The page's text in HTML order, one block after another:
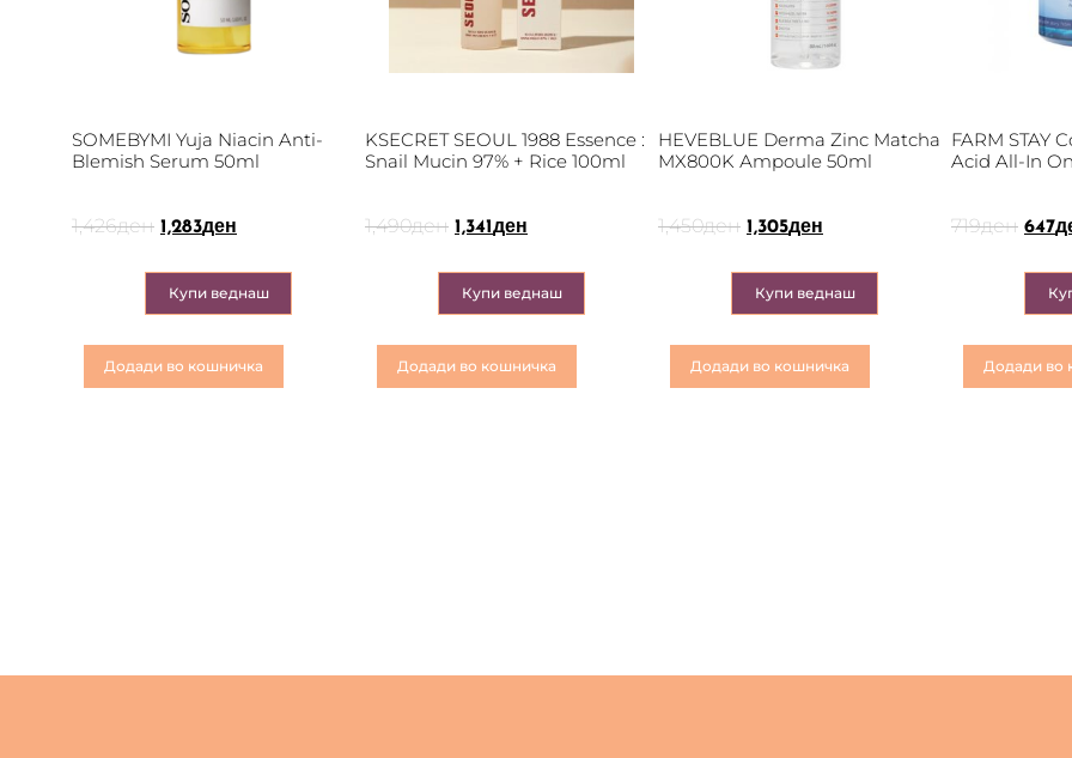
SOMEBYMI Yuja Niacin Anti-
Blemish Serum 50ml
1,426ден 1,283ден
Купи веднаш
Додади во кошничка
KSECRET SEOUL 1988 Essence :
Snail Mucin 97% + Rice 100ml
1,490ден 1,341 ден
Купи веднаш
Додади во кошничка
HEVEBLUE Derma Zinc Matcha
MX800K Аmpoule 50ml
1,450ден 1,305ден
Купи веднаш
Додади во кошничка
FARM STAY
Acid All-In
719ден 647
Додади во